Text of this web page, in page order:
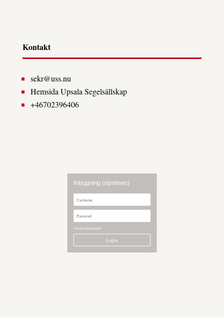
Kontakt
sekr@uss.nu
Hemsida Upsala Segelsällskap
+46702396406
Inloggning (styrelsen)
Forgot your password?
Login